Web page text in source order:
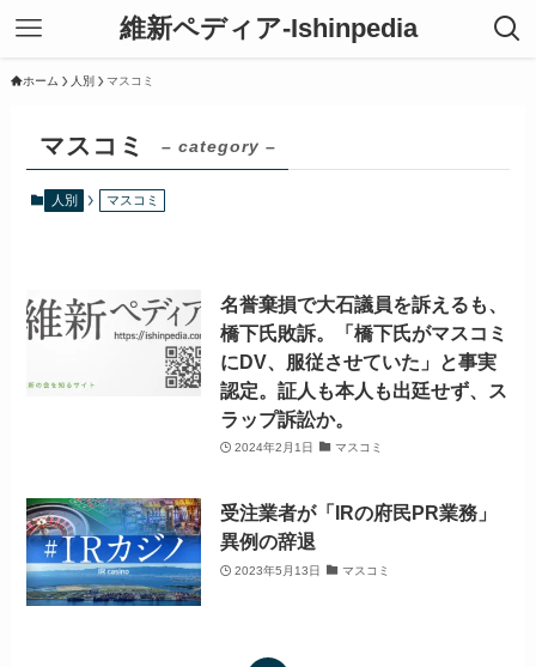
維新ペディア-Ishinpedia
ホーム 人別 マスコミ
マスコミ – category –
人別 マスコミ
名誉棄損で大石議員を訴えるも、
橋下氏敗訴。「橋下氏がマスコミ
にDV、服従させていた」と事実
認定。証人も本人も出廷せず、ス
ラップ訴訟か。
2024年2月1日 マスコミ
受注業者が「IRの府民PR業務」
異例の辞退
2023年5月13日 マスコミ